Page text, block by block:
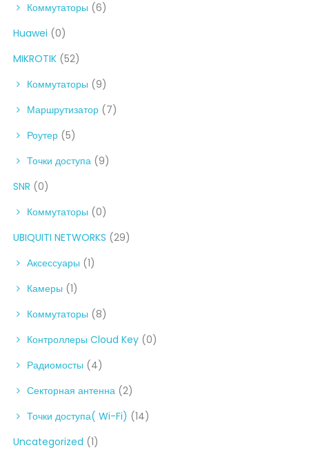
Коммутаторы (6)
Huawei (0)
MIKROTIK (52)
Коммутаторы (9)
Маршрутизатор (7)
Роутер (5)
Точки доступа (9)
SNR (0)
Коммутаторы (0)
UBIQUITI NETWORKS (29)
Аксессуары (1)
Камеры (1)
Коммутаторы (8)
Контроллеры Cloud Key (0)
Радиомосты (4)
Секторная антенна (2)
Точки доступа( Wi-Fi) (14)
Uncategorized (1)